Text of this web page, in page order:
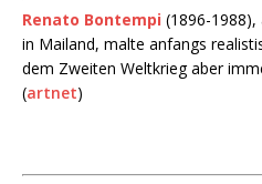
Renato Bontempi (1896-
in Mailand, malte anfangs
dem Zweiten Weltkrieg aber
(artnet)